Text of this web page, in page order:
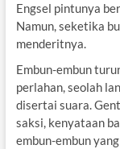
Engsel pintunya
Namun, seketika
menderitnya.
Embun-embun
perlahan, seolah
disertai suara.
saksi, kenyataan
embun-embun